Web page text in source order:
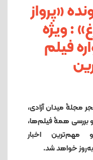
«پرواز
: ویژه
فیلم
مجلۀ میدان آزادی،
بررسی همۀ فیلم‌ها،
مهم‌ترین اخبار
خواهد شد.